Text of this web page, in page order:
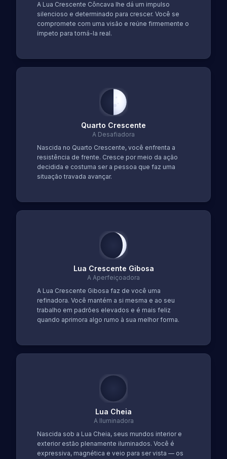
A Lua Crescente Côncava lhe dá um impulso
silencioso e determinado para crescer. Você se
compromete com uma visão e reúne firmemente o
ímpeto para torná-la real.
Quarto Crescente
A Desafiadora
Nascida no Quarto Crescente, você enfrenta a
resistência de frente. Cresce por meio da ação
decidida e costuma ser a pessoa que faz uma
situação travada avançar.
Lua Crescente Gibosa
A Aperfeiçoadora
A Lua Crescente Gibosa faz de você uma
refinadora. Você mantém a si mesma e ao seu
trabalho em padrões elevados e é mais feliz
quando aprimora algo rumo à sua melhor forma.
Lua Cheia
A Iluminadora
Nascida sob a Lua Cheia, seus mundos interior e
exterior estão plenamente iluminados. Você é
expressiva, magnética e veio para ser vista — os